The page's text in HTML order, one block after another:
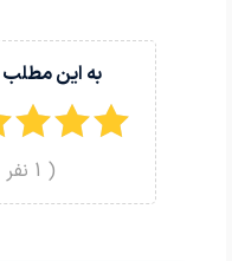
به این
(
1